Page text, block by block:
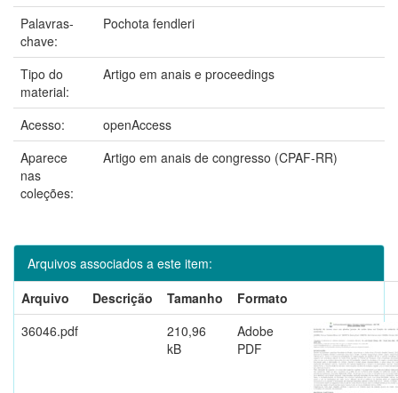
Palavras-
chave:
Pochota fendleri
Tipo do
material:
Artigo em anais e proceedings
Acesso:
openAccess
Aparece
nas
coleções:
Artigo em anais de congresso (CPAF-RR)
Arquivos associados a este item:
Arquivo
Descrição Tamanho
Formato
36046.pdf
210,96
kB
Adobe
PDF